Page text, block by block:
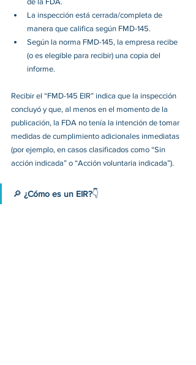
La inspección está cerrada/completa de
manera que califica según FMD-145.
Según la norma FMD-145, la empresa recibe
(o es elegible para recibir) una copia del
informe.
Recibir el “FMD-145 EIR” indica que la inspección
concluyó y que, al menos en el momento de la
publicación, la FDA no tenía la intención de tomar
medidas de cumplimiento adicionales inmediatas
(por ejemplo, en casos clasificados como “Sin
acción indicada” o “Acción voluntaria indicada”).
🔎 ¿Cómo es un EIR?👇